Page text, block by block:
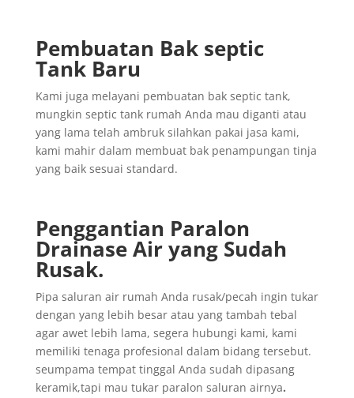
Pembuatan Bak septic
Tank Baru
Kami juga melayani pembuatan bak septic tank,
mungkin septic tank rumah Anda mau diganti atau
yang lama telah ambruk silahkan pakai jasa kami,
kami mahir dalam membuat bak penampungan tinja
yang baik sesuai standard.
Penggantian Paralon
DrainaseAir yang Sudah
Rusak.
Pipa saluran air rumah Anda rusak/pecah ingin tukar
dengan yang lebih besar atau yang tambah tebal
agar awet lebih lama, segera hubungi kami, kami
memiliki tenaga profesional dalam bidang tersebut.
seumpama tempat tinggal Anda sudah dipasang
keramik,tapi mau tukar paralon saluran airnya.